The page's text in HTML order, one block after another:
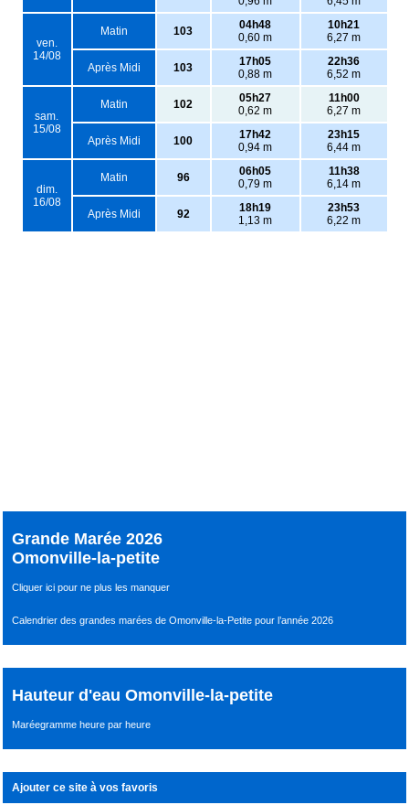
ven.
14/08
Matin 103
04h48
0,60 m
10h21
6,27 m
Après Midi 103
17h05
0,88 m
22h36
6,52 m
sam.
15/08
Matin 102
05h27
0,62 m
11h00
6,27 m
Après Midi 100
17h42
0,94 m
23h15
6,44 m
dim.
16/08
Matin 96
06h05
0,79 m
11h38
6,14 m
Après Midi 92
18h19
1,13 m
23h53
6,22 m
Grande Marée 2026
Omonville-la-petite
Cliquer ici pour ne plus les manquer
Calendrier des grandes marées de Omonville-la-Petite pour l’année 2026
Hauteur d'eau Omonville-la-petite
Maréegramme heure par heure
Ajouter ce site à vos favoris